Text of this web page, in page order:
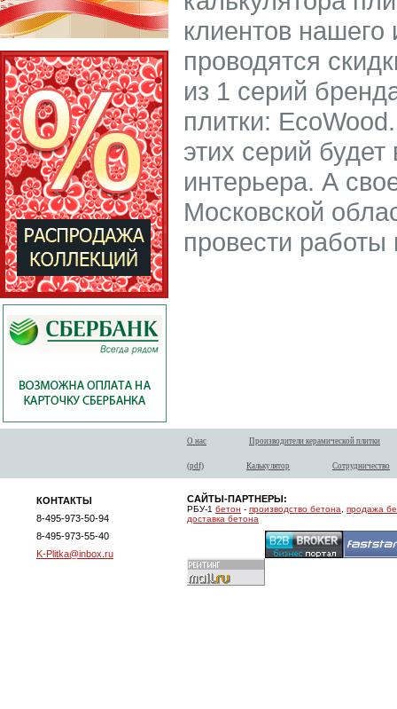
клиентов нашего
проводятся
из 1 серий
плитки:
этих серий
интерьера. А
Московской
провести работы
О нас Производители керамической плитки
(pdf) Калькулятор Сотрудничество
КОНТАКТЫ
8-495-973-50-94
8-495-973-55-40
K-Plitka@inbox.ru
САЙТЫ-ПАРТНЕРЫ:
РБУ-1 бетон - производство бетона
продажа
доставка бетона